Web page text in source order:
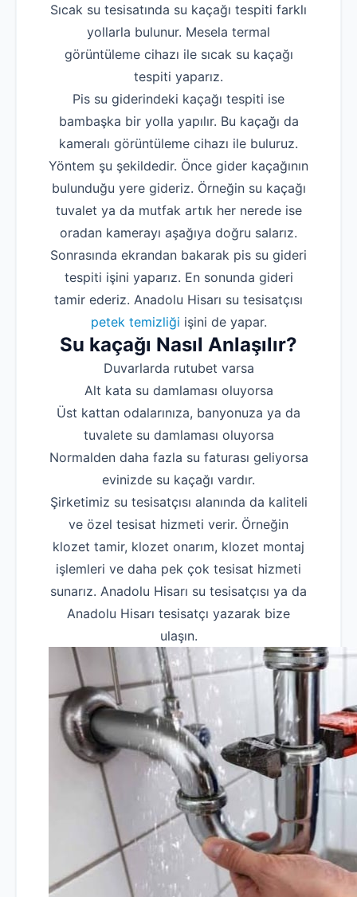
Sıcak su tesisatında su kaçağı tespiti farklı
yollarla bulunur. Mesela termal
görüntüleme cihazı ile sıcak su kaçağı
tespiti yaparız.
Pis su giderindeki kaçağı tespiti ise
bambaşka bir yolla yapılır. Bu kaçağı da
kameralı görüntüleme cihazı ile buluruz.
Yöntem şu şekildedir. Önce gider kaçağının
bulunduğu yere gideriz. Örneğin su kaçağı
tuvalet ya da mutfak artık her nerede ise
oradan kamerayı aşağıya doğru salarız.
Sonrasında ekrandan bakarak pis su gideri
tespiti işini yaparız. En sonunda gideri
tamir ederiz. Anadolu Hisarı su tesisatçısı
petek temizliği işini de yapar.
Su kaçağı Nasıl Anlaşılır?
Duvarlarda rutubet varsa
Alt kata su damlaması oluyorsa
Üst kattan odalarınıza, banyonuza ya da
tuvalete su damlaması oluyorsa
Normalden daha fazla su faturası geliyorsa
evinizde su kaçağı vardır.
Şirketimiz su tesisatçısı alanında da kaliteli
ve özel tesisat hizmeti verir. Örneğin
klozet tamir, klozet onarım, klozet montaj
işlemleri ve daha pek çok tesisat hizmeti
sunarız. Anadolu Hisarı su tesisatçısı ya da
Anadolu Hisarı tesisatçı yazarak bize
ulaşın.